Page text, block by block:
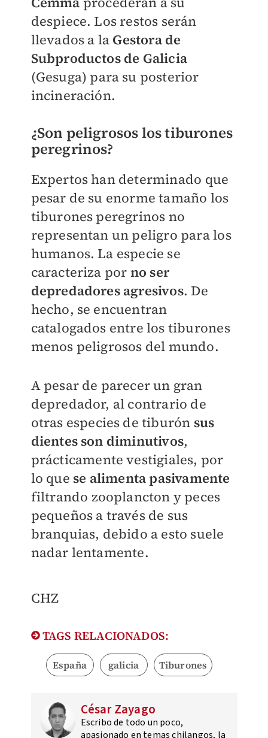
despiece. Los restos serán
llevados a la Gestora de
Subproductos de Galicia
(Gesuga) para su posterior
incineración.
¿Son peligrosos los tiburones
peregrinos?
Expertos han determinado que
pesar de su enorme tamaño los
tiburones peregrinos no
representan un peligro para los
humanos. La especie se
caracteriza por no ser
depredadores agresivos. De
hecho, se encuentran
catalogados entre los tiburones
menos peligrosos del mundo.
A pesar de parecer un gran
depredador, al contrario de
otras especies de tiburón sus
dientes son diminutivos,
prácticamente vestigiales, por
lo que se alimenta pasivamente
filtrando zooplancton y peces
pequeños a través de sus
branquias, debido a esto suele
nadar lentamente.
CHZ
TAGS RELACIONADOS:
España galicia Tiburones
César Zayago
Escribo de todo un poco,
apasionado en temas chilangos, la